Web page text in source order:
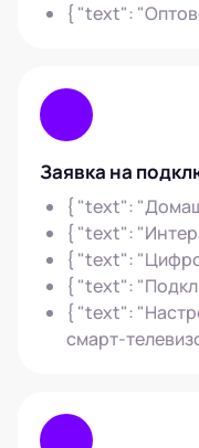
{ "text":
Заявка на
{ "text":
{ "text":
{ "text":
{ "text":
{ "text":
смарт-